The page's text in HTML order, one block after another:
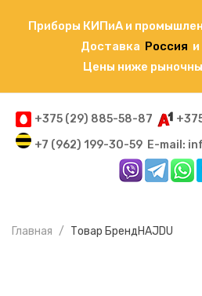
Приборы КИПиА и
Доставка Россия и
Цены ниже
+375 (29) 885-58-87
+7 (962) 199-30-59 E-mail:
Главная Товар БрендHAJDU